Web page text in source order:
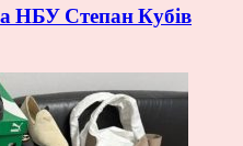
НБУ Степан Кубів